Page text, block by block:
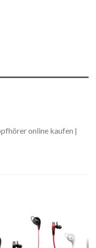
online kaufen |